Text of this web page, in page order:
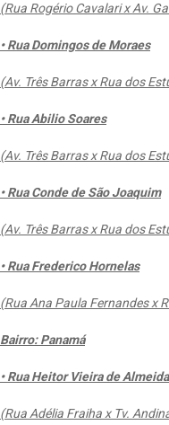
(Rua Rogério Cavalari x Av.
• Rua Domingos de Moraes
(Av. Três Barras x Rua dos
• Rua Abilio Soares
(Av. Três Barras x Rua dos
• Rua Conde de São Joaquim
(Av. Três Barras x Rua dos
• Rua Frederico Hornelas
(Rua Ana Paula Fernandes x
Bairro: Panamá
• Rua Heitor Vieira de Almeida
(Rua Adélia Fraiha x Tv.